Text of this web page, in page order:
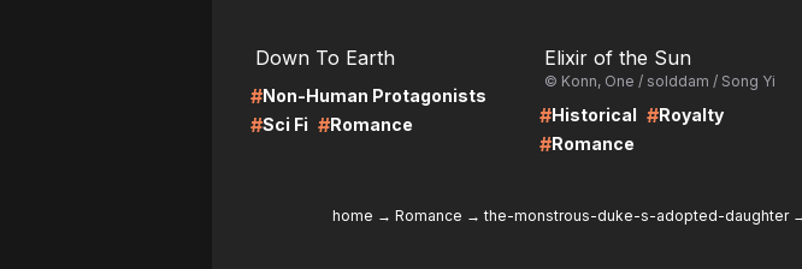
Down To Earth
#Non-Human Protagonists
#Sci Fi #Romance
Elixir of the Sun
© Konn, One / solddam / Song Yi
#Historical #Royalty
#Romance
home → Romance → the-monstrous-duke-s-adopted-daughter